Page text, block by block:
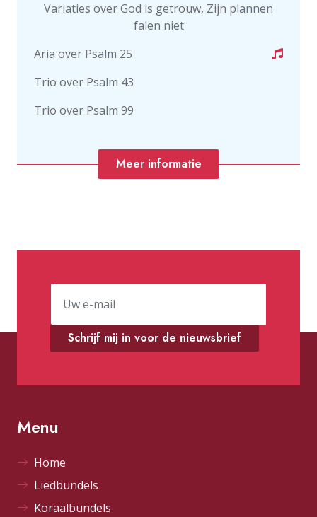
Variaties over God is getrouw, Zijn plannen
falen niet
Aria over Psalm 25
Trio over Psalm 43
Trio over Psalm 99
Meer informatie
Schrijf mij in voor de nieuwsbrief
Menu
Home
Liedbundels
Koraalbundels